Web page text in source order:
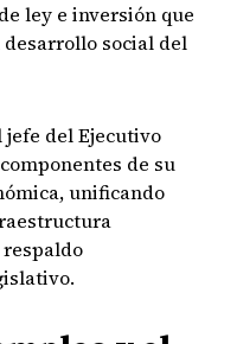
ley e inversión que
social del
jefe del Ejecutivo
de su
unificando